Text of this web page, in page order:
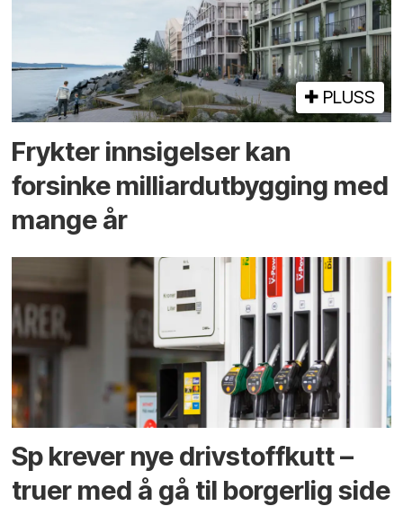
PLUSS
Frykter innsigelser kan
forsinke milliard­utbygging med
mange år
Sp krever nye drivstoffkutt –
truer med å gå til borgerlig side